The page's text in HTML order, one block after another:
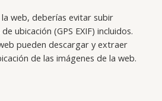
la web, deberías evitar subir
ubicación (GPS EXIF) incluidos.
pueden descargar y extraer
de las imágenes de la web.